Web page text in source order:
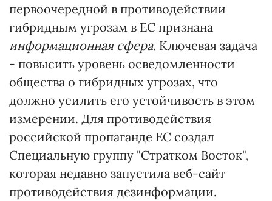
первоочередной в противодействии
гибридным угрозам в ЕС признана
информационная сфера. Ключевая задача
- повысить уровень осведомленности
общества о гибридных угрозах, что
должно усилить его устойчивость в этом
измерении. Для противодействия
российской пропаганде ЕС создал
Специальную группу "Стратком Восток",
которая недавно запустила веб-сайт
противодействия дезинформации.